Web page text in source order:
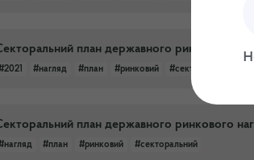
план державного ринкового
#нагляд #план #ринковий #секторальний
план державного ринкового
#план #ринковий #секторальний